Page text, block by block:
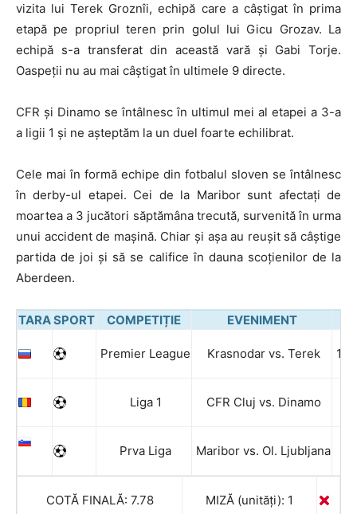
vizita lui Terek Groznîi, echipă care a câștigat în prima
etapă pe propriul teren prin golul lui Gicu Grozav. La
echipă s-a transferat din această vară și Gabi Torje.
Oaspeții nu au mai câștigat în ultimele 9 directe.
CFR și Dinamo se întâlnesc în ultimul mei al etapei a 3-a
a ligii 1 și ne așteptăm la un duel foarte echilibrat.
Cele mai în formă echipe din fotbalul sloven se întâlnesc
în derby-ul etapei. Cei de la Maribor sunt afectați de
moartea a 3 jucători săptămâna trecută, survenită în urma
unui accident de mașină. Chiar și așa au reușit să câștige
partida de joi și să se califice în dauna scoțienilor de la
Aberdeen.
TARASPORT COMPETIȚIE EVENIMENT
Premier League Krasnodar vs. Terek 1
Liga 1 CFR Cluj vs. Dinamo
Prva Liga Maribor vs. Ol. Ljubljana
COTĂ FINALĂ: 7.78 MIZĂ (unități): 1